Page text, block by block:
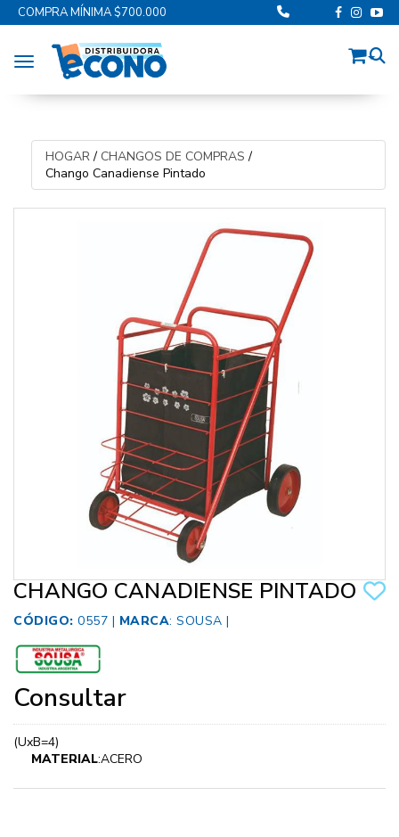
COMPRA MÍNIMA $700.000
Toggle navigation
HOGAR/ CHANGOS DE COMPRAS /
Chango Canadiense Pintado
CHANGO CANADIENSE PINTADO
CÓDIGO: 0557 | MARCA: SOUSA |
Consultar
(UxB=4)
MATERIAL:ACERO